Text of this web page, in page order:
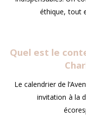
éthique, tout
Quel est le
Le calendrier de
invitation à la